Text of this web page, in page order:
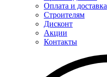
Оплата и доставка
Строителям
Дисконт
Акции
Контакты